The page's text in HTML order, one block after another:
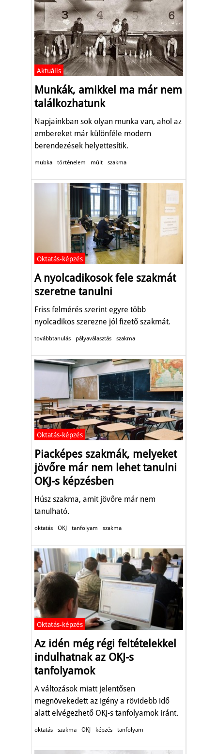
Aktuális
Munkák, amikkel ma már nem
találkozhatunk
Napjainkban sok olyan munka van, ahol az
embereket már különféle modern
berendezések helyettesítik.
mubka történelem múlt szakma
Oktatás-képzés
A nyolcadikosok fele szakmát
szeretne tanulni
Friss felmérés szerint egyre több
nyolcadikos szerezne jól fizető szakmát.
továbbtanulás pályaválasztás szakma
Oktatás-képzés
Piacképes szakmák, melyeket
jövőre már nem lehet tanulni
OKJ-s képzésben
Húsz szakma, amit jövőre már nem
tanulható.
oktatás OKJ tanfolyam szakma
Oktatás-képzés
Az idén még régi feltételekkel
indulhatnak az OKJ-s
tanfolyamok
A változások miatt jelentősen
megnövekedett az igény a rövidebb idő
alatt elvégezhető OKJ-s tanfolyamok iránt.
oktatás szakma OKJ képzés tanfolyam